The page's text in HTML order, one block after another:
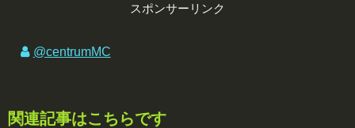
スポンサーリンク
@centrumMC
関連記事はこちらです